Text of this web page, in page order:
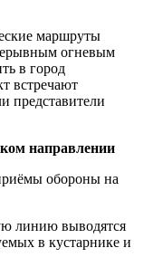
маршруты
огневым
в город
встречают
представители
направлении
обороны на
линию выводятся
в кустарнике и